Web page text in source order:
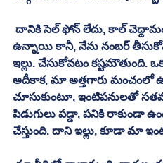
ఉన్నాయి కానీ, నేను నంబర్
ఇల్లు. చేసుకోవటం కష్టమౌతుంది.
అదీకాక, మా అత్తగారు మంచంలో
చూసుకుంటూ, ఇంటిపనులతో
పిడుగులు పడ్డా, పనికి రాకుండా
చేస్తుంది. దాని ఇల్లు, కూడా మా